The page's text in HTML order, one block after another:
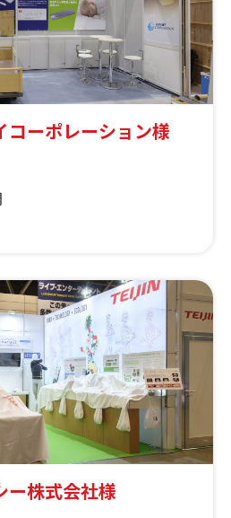
コーポレーション様
ー株式会社様